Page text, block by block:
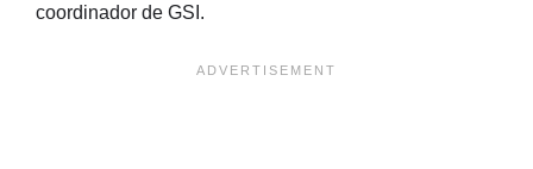
coordinador de GSI.